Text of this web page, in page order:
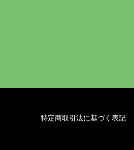
特定商取引法に基づく表記